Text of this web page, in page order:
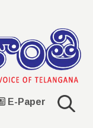
E-Paper